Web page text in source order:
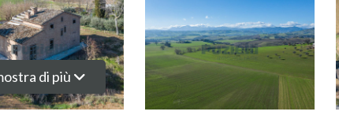
di più